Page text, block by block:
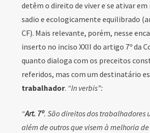
detêm o direito de viver e se ativar
sadio e ecologicamente equilibrado
CF). Mais relevante, porém, nesse
inserto no inciso XXII do artigo 7º da
quanto dialoga com os preceitos
referidos, mas com um destinatário
trabalhador. “In verbis”:
“Art. 7º. São direitos dos trabalhadores
além de outros que visem à melhoria